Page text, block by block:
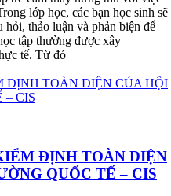
lớp học, các bạn học sinh sẽ
thảo luận và phản biện để
tập thường được xây
tế. Từ đó
ĐỊNH TOÀN DIỆN
QUỐC TẾ – CIS